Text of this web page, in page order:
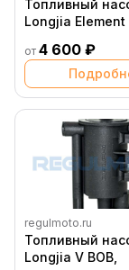
Топливный
Longjia Element
от 4 600 ₽
regulmoto.ru
Топливный
Longjia V BOB,